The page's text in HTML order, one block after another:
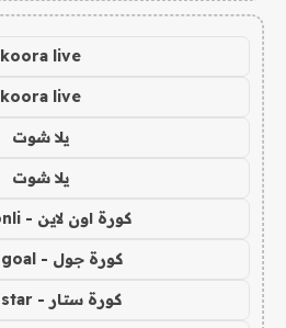
koora live
koora live
يلا شوت
يلا شوت
كورة اون لاين - kora onli
كورة جول - kora goal
كورة ستار - kora star